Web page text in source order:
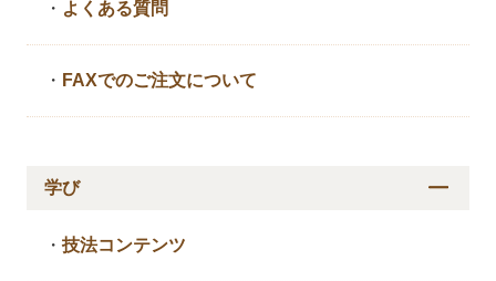
・ よくある質問
・ FAXでのご注文について
学び
・技法コンテンツ